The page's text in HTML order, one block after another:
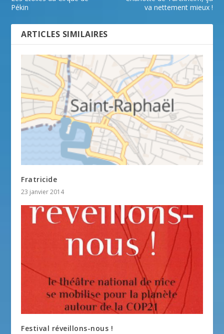
Pékin
va nettement mieux !
ARTICLES SIMILAIRES
Fratricide
23 janvier 2014
Festival réveillons-nous !